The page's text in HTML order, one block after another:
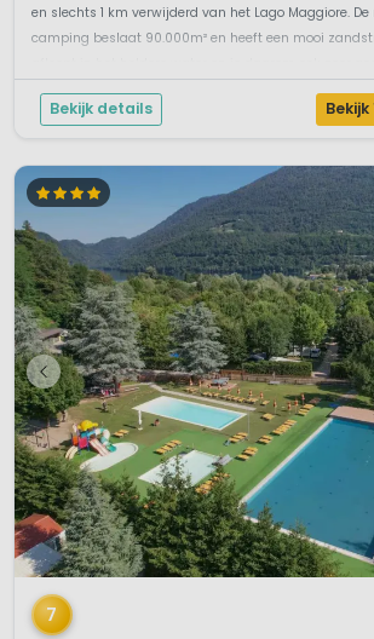
en slechts 1 km verwijderd van het Lago Maggiore.
camping beslaat 90.000m² en heeft een mooi
Bekijk details
1 / 12
7